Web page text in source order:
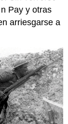
Pay y otras
arriesgarse a